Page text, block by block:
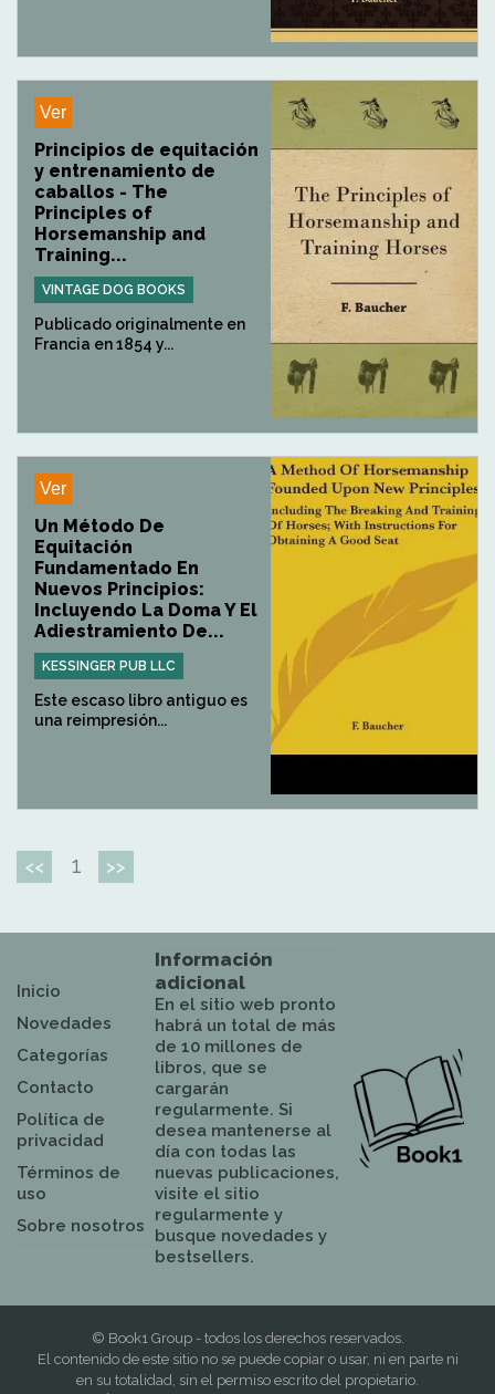
Ver
Principios de equitación
y entrenamiento de
caballos - The
Principles of
Horsemanship and
Training...
VINTAGE DOG BOOKS
Publicado originalmente en
Francia en 1854 y...
Ver
Un Método De
Equitación
Fundamentado En
Nuevos Principios:
Incluyendo La Doma Y El
Adiestramiento De...
KESSINGER PUB LLC
Este escaso libro antiguo es
una reimpresión...
<< 1 >>
Inicio
Novedades
Categorías
Contacto
Política de
privacidad
Términos de
uso
Sobre nosotros
Información
adicional
En el sitio web pronto
habrá un total de más
de 10 millones de
libros, que se
cargarán
regularmente. Si
desea mantenerse al
día con todas las
nuevas publicaciones,
visite el sitio
regularmente y
busque novedades y
bestsellers.
© Book1 Group - todos los derechos reservados.
El contenido de este sitio no se puede copiar o usar, ni en parte ni
en su totalidad, sin el permiso escrito del propietario.